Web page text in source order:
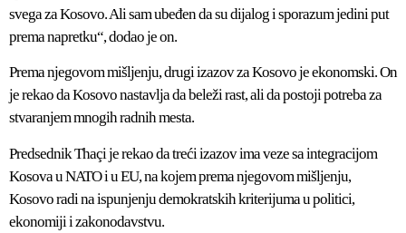
svega za Kosovo. Ali sam ubeđen da su dijalog i sporazum jedini put
prema napretku“, dodao je on.
Prema njegovom mišljenju, drugi izazov za Kosovo je ekonomski. On
je rekao da Kosovo nastavlja da beleži rast, ali da postoji potreba za
stvaranjem mnogih radnih mesta.
Predsednik Thaçi je rekao da treći izazov ima veze sa integracijom
Kosova u NATO i u EU, na kojem prema njegovom mišljenju,
Kosovo radi na ispunjenju demokratskih kriterijuma u politici,
ekonomiji i zakonodavstvu.